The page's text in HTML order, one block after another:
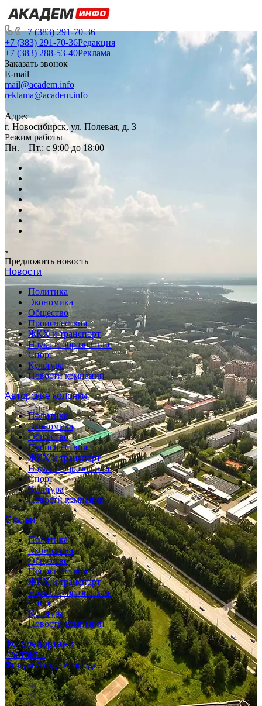
+7 (383) 291-70-36
+7 (383) 291-70-36Редакция
+7 (383) 288-53-40Реклама
Заказать звонок
E-mail
mail@academ.info
reklama@academ.info
Адрес
г. Новосибирск, ул. Полевая, д. 3
Режим работы
Пн. – Пт.: с 9:00 до 18:00
Предложить новость
Новости
Политика
Экономика
Общество
Происшествия
ЖКХ и транспорт
Наука и образование
Спорт
Культура
Новости компаний
Авторские колонки
Политика
Экономика
Общество
Происшествия
ЖКХ и транспорт
Наука и образование
Спорт
Культура
Новости компаний
Статьи
Политика
Экономика
Общество
Происшествия
ЖКХ и транспорт
Наука и образование
Спорт
Культура
Новости компаний
Фоторепортажи
Контакты
Форум Академгородка